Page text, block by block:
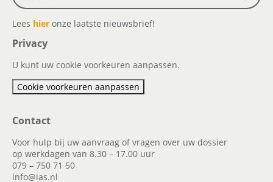
Lees hier onze laatste nieuwsbrief!
Privacy
U kunt uw cookie voorkeuren aanpassen.
Cookie voorkeuren aanpassen
Contact
Voor hulp bij uw aanvraag of vragen over uw dossier
op werkdagen van 8.30 – 17.00 uur
079 – 750 71 50
info@ias.nl